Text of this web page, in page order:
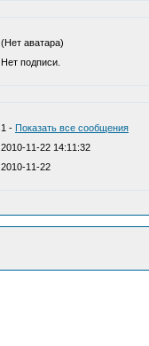
(Нет аватара)
Нет подписи.
1 - Показать все сообщения
2010-11-22 14:11:32
2010-11-22